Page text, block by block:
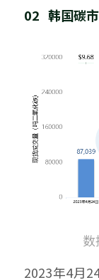
02   韩国碳
2023年4月